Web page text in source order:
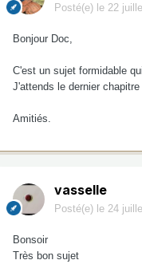
Posté(e) le 22
Bonjour Doc,
C'est un sujet formidable
J'attends le dernier chapitre
Amitiés.
vasselle
Posté(e) le 24
Bonsoir
Très bon sujet